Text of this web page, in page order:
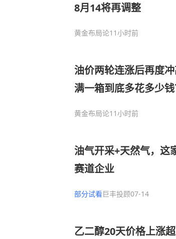
8月14将再调整
黄金布局论11小时前
油价两轮连涨后再度
满一箱到底多花多少钱
黄金布局论11小时前
油气开采+天然气，这
赛道企业
部分试看巨丰投顾07-14
乙二醇20天价格上涨